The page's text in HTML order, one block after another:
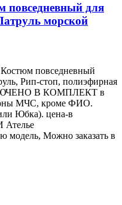
для
морской
повседневный
Рип-стоп, полиэфирная
В КОМПЛЕКТ в
МЧС, кроме ФИО.
Юбка). цена-в
Ателье
Mожно заказать в